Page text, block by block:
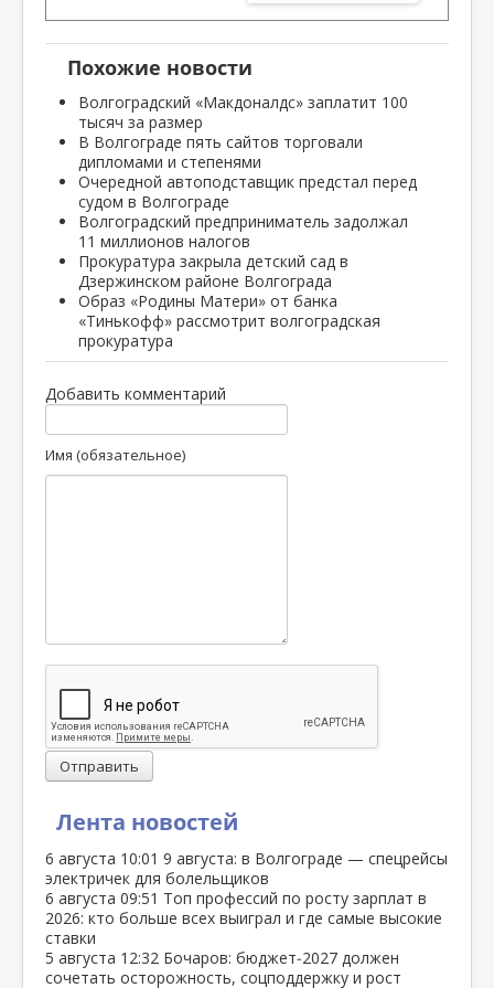
Лента новостей
6 августа 10:01 9 августа: в Волгограде — спецрейсы
электричек для болельщиков
6 августа 09:51 Топ профессий по росту зарплат в
2026: кто больше всех выиграл и где самые высокие
ставки
5 августа 12:32 Бочаров: бюджет‑2027 должен
сочетать осторожность, соцподдержку и рост
Похожие новости
Волгоградский «Макдоналдс» заплатит 100
тысяч за размер
В Волгограде пять сайтов торговали
дипломами и степенями
Очередной автоподставщик предстал перед
судом в Волгограде
Волгоградский предприниматель задолжал
11 миллионов налогов
Прокуратура закрыла детский сад в
Дзержинском районе Волгограда
Образ «Родины Матери» от банка
«Тинькофф» рассмотрит волгоградская
прокуратура
Добавить комментарий
Имя (обязательное)
Отправить